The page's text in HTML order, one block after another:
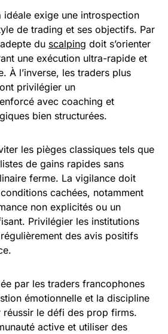
idéale exige une introspection
de trading et ses objectifs. Par
du scalping doit s’orienter
une exécution ultra-rapide et
À l’inverse, les traders plus
privilégier un
avec coaching et
bien structurées.
les pièges classiques tels que
de gains rapides sans
ferme. La vigilance doit
cachées, notamment
non explicités ou un
Privilégier les institutions
des avis positifs
par les traders francophones
émotionnelle et la discipline
réussir le défi des prop firms.
active et utiliser des